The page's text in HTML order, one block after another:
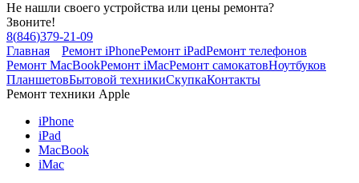
Не нашли своего устройства или цены ремонта?
Звоните!
8(846)379-21-09
Главная
Ремонт iPhoneРемонт iPadРемонт телефонов
Ремонт MacBookРемонт iMacРемонт самокатовНоутбуков
ПланшетовБытовой техникиСкупкаКонтакты
Ремонт техники Apple
iPhone
iPad
MacBook
iMac